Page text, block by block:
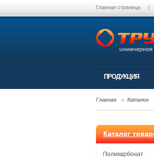
Главная страница |
ПРОДУКЦИЯ
Главная Каталог
Каталог
Поликарбонат